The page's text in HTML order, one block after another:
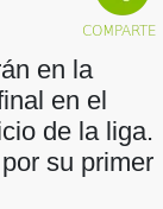
en la
en el
de la liga.
su primer